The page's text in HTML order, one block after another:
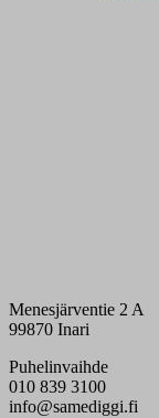
Menesjärventie 2 A
99870 Inari
Puhelinvaihde
010 839 3100
info@samediggi.fi